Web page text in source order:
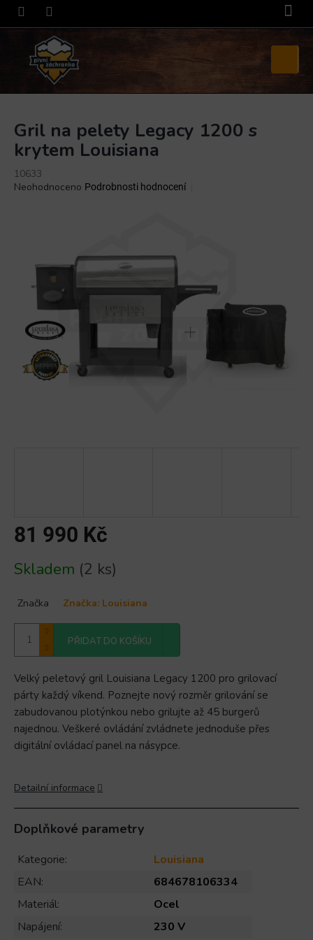
Přejít
obsah
košík
Gril na pelety Legacy 1200 s
krytem Louisiana
10633
Průměrné
hvězdiček.
Neohodnoceno Podrobnosti hodnocení
81 990 Kč
cena:
Skladem (2 ks)
Značka Značka: Louisiana
PŘIDAT DO KOŠÍKU
Velký peletový gril Louisiana Legacy 1200 pro grilovací
párty každý víkend. Poznejte nový rozměr grilování se
zabudovanou plotýnkou nebo grilujte až 45 burgerů
najednou. Veškeré ovládání zvládnete jednoduše přes
digitální ovládací panel na násypce.
Detailní informace
Doplňkové parametry
Kategorie:
Louisiana
EAN:
684678106334
Materiál:
Ocel
Napájení:
230 V